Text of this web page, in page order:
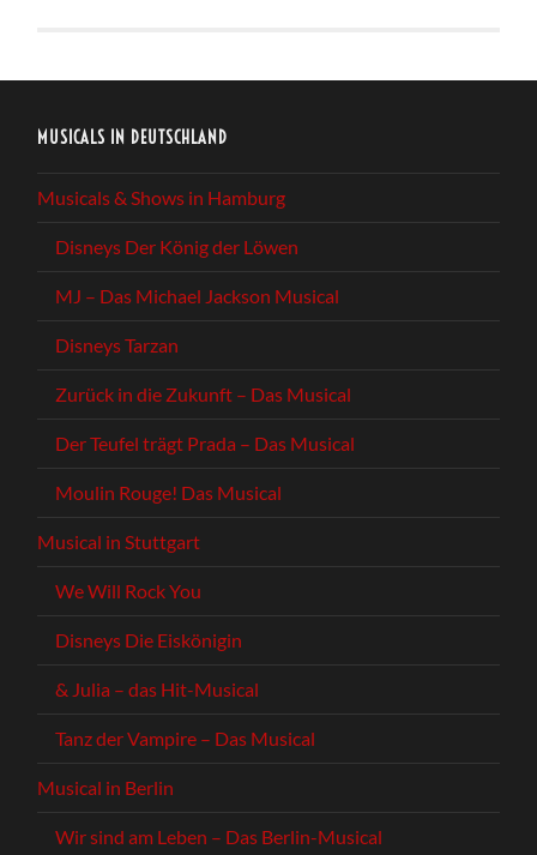
MUSICALS IN DEUTSCHLAND
Musicals & Shows in Hamburg
Disneys Der König der Löwen
MJ – Das Michael Jackson Musical
Disneys Tarzan
Zurück in die Zukunft – Das Musical
Der Teufel trägt Prada – Das Musical
Moulin Rouge! Das Musical
Musical in Stuttgart
We Will Rock You
Disneys Die Eiskönigin
& Julia – das Hit-Musical
Tanz der Vampire – Das Musical
Musical in Berlin
Wir sind am Leben – Das Berlin-Musical